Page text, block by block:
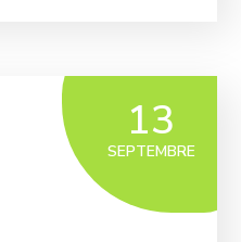
13
SEPTEMBRE